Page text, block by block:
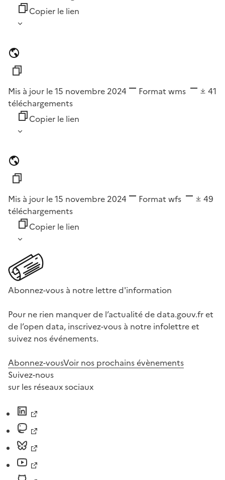
Copier le lien
Mis à jour le 15 novembre 2024 Format wms
41
téléchargements
Copier le lien
Mis à jour le 15 novembre 2024 Format wfs
49
téléchargements
Copier le lien
Abonnez-vous à notre lettre d'information
Pour ne rien manquer de l’actualité de data.gouv.fr et
de l’open data, inscrivez-vous à notre infolettre et
suivez nos événements.
Abonnez-vousVoir nos prochains évènements
Suivez-nous
sur les réseaux sociaux